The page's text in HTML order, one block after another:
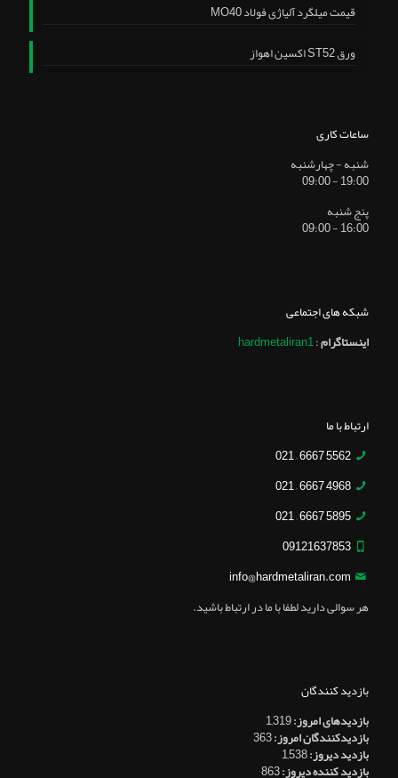
قیمت میلگرد آلیاژی فولاد MO40
ورق ST52 اکسین اهواز
ساعات کاری
شنبه - چهارشنبه
19:00 - 09:00
پنج شنبه
16:00 - 09:00
شبکه های اجتماعی
اینستاگرام:
hardmetaliran1
ارتباط با ما
5562 6667 – 021
4968 6667 – 021
5895 6667 – 021
09121637853
info@hardmetaliran.com
هر سوالی دارید لطفا با ما در ارتباط باشید.
بازدید کنندگان
بازدیدهای امروز:1,319
بازدیدکنندگان امروز:363
بازدید دیروز:1,538
بازدید کننده دیروز:863